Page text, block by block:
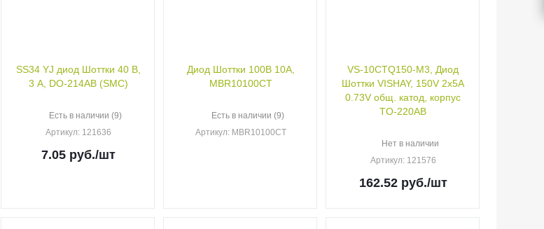
SS34 YJ диод Шоттки 40 В,
3 А, DO-214AB (SMC)
Есть в наличии (9)
Артикул: 121636
7.05руб./шт
Диод Шоттки 100В 10А,
MBR10100CT
Есть в наличии (9)
Артикул: MBR10100CT
VS-10CTQ150-M3, Диод
Шоттки VISHAY, 150V 2x5A
0.73V общ. катод, корпус
TO-220AB
Нет в наличии
Артикул: 121576
162.52руб./шт